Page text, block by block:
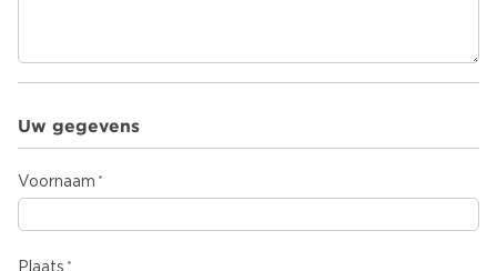
Uw gegevens
Voornaam
Plaats